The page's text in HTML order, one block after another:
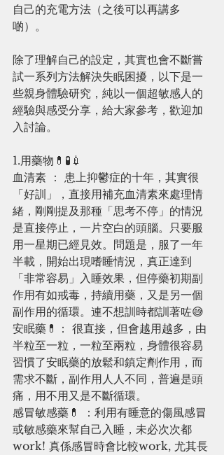
自己的充電方法（之後可以再講多
啲）。
除了理解自己的設定，其實也會不斷嘗
試一系列方法解決失眠困擾，以下是一
些親身體驗研究，純以一個超敏感人的
經驗與感受分享，給大家參考，歡迎加
入討論。
1.用藥物💊🧪💉
血清素 ： 患上抑鬱症的十年，其實很
「好訓」，直接用補充血清素來處理情
緒，剛剛提及那種「思考不停」的情況
是直接停止，一片空白的頭腦。只要服
用一星期已經見效。問題是，服了一年
半載，開始出現嗜睡情況，真正達到
「非常容易」入睡效果，但停藥初期副
作用有如戒毒，持續用藥，又是另一個
副作用的循環。連不想訓時都訓著咗😅
安眠藥💊： 很直接，但會越用越多，由
半粒至一粒，一粒至兩粒，身體很容易
習慣了安眠藥的放鬆和鎮定劑作用，而
需求不斷，副作用人人不同，普遍是頭
痛，用不用又是不斷循環。
感冒敏感藥💊 ：利用有睡意的傷風感冒
或敏感藥來幫自己入睡，未必次次都
work! 真係感冒時會比較work, 尤其長